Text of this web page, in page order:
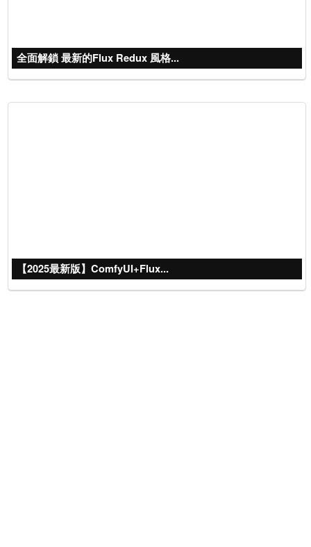
全面解鎖 最新的Flux Redux 風格...
【2025最新版】ComfyUI+Flux...